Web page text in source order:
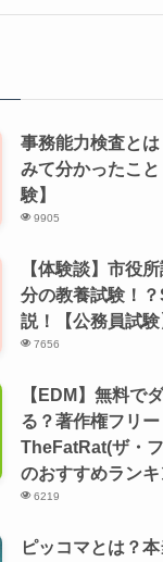
事務能力検査と
みて分かったこ
験】
9905
【体験談】市役
分の教養試験！
説！【公務員試験
7656
【EDM】無料で
る？著作権フリー
TheFatRat(ザ・
のおすすめランキ
6219
ピッコマとは？